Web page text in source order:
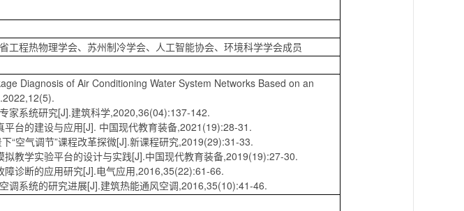
工程热物理学会、苏州制冷学会、人工智能协会、环境科学学会成员
Diagnosis of Air Conditioning Water System Networks Based on an
家系统研究[J].建筑科学,2020,36(04):137-142.
台的建设与应用[J]. 中国现代教育装备,2021(19):28-31.
“空气调节”课程改革探微[J].新课程研究,2019(29):31-33.
教学实验平台的设计与实践[J].中国现代教育装备,2019(19):27-30.
诊断的应用研究[J].电气应用,2016,35(22):61-66.
调系统的研究进展[J].建筑热能通风空调,2016,35(10):41-46.